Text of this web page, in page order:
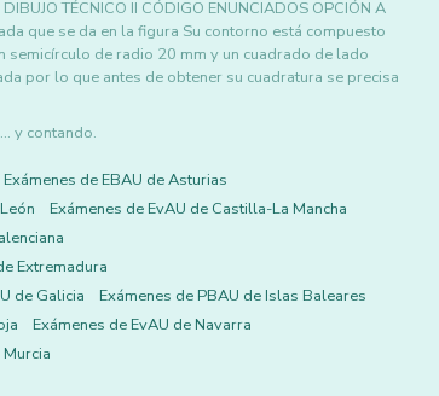
TÉCNICO II CÓDIGO ENUNCIADOS OPCIÓN A
que se da en la figura Su contorno está compuesto
de radio 20 mm y un cuadrado de lado
por lo que antes de obtener su cuadratura se precisa
y contando.
Exámenes de EBAU de Asturias
Exámenes de EvAU de Castilla-La Mancha
Extremadura
de Galicia
Exámenes de PBAU de Islas Baleares
Exámenes de EvAU de Navarra